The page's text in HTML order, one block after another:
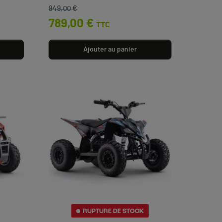
Prix de base
949,00 €
Prix
789,00 € TTC
Ajouter au panier
RUPTURE DE STOCK